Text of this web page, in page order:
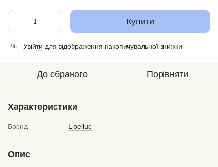
Купити
% Увійти для відображення накопичувальної знижки
До обраного Порівняти
Характеристики
Бренд Libellud
Опис